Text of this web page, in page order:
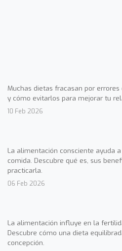
Muchas dietas fracasan por
y cómo evitarlos para mejorar tu
10 Feb 2026
La alimentación consciente ayuda
comida. Descubre qué es, sus
practicarla.
06 Feb 2026
La alimentación influye en la
Descubre cómo una dieta
concepción.